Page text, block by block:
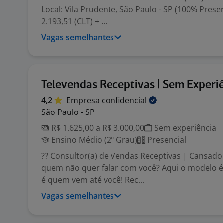
Local: Vila Prudente, São Paulo - SP (100%
2.193,51 (CLT) + ...
Vagas semelhantes
Televendas Receptivas | Sem
4,2 Empresa confidencial
São Paulo - SP
R$ 1.625,00 a R$ 3.000,00
Sem experiência
Ensino Médio (2º Grau)
Presencial
?? Consultor(a) de Vendas Receptivas |
quem não quer falar com você? Aqui o modelo
é quem vem até você! Rec...
Vagas semelhantes